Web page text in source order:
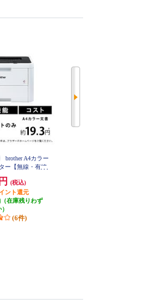
brother A4カラー
ー【無線・有線
(税込)
ント還元
（在庫残りわず
(6件)